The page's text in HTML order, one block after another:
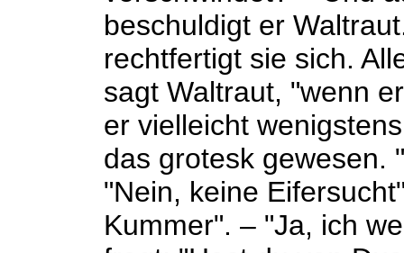
beschuldigt er
rechtfertigt sie sich.
sagt Waltraut, "wenn
er vielleicht
das grotesk gewesen.
"Nein, keine
Kummer". – "Ja, ich